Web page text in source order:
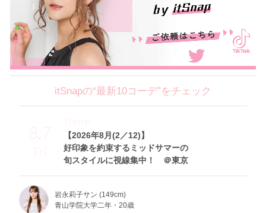
itSnapの“最新10コーデ”をチェック
8.7
Fri
【2026年8月(2／12)】
好印象を約束するミッドサマーの
旬スタイルに視線集中！ ＠東京
Theme
岩永莉子サン (149cm)
青山学院大学二年・20歳